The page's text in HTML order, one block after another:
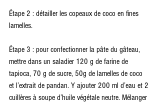
Étape 2 : détailler les copeaux de coco en fines
lamelles.
Étape 3 : pour confectionner la pâte du gâteau,
mettre dans un saladier 120 g de farine de
tapioca, 70 g de sucre, 50g de lamelles de coco
et l’extrait de pandan. Y ajouter 200 ml d’eau et 2
cuillères à soupe d’huile végétale neutre. Mélanger